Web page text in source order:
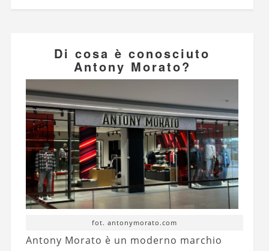
Di cosa è conosciuto
Antony Morato?
fot. antonymorato.com
Antony Morato è un moderno marchio